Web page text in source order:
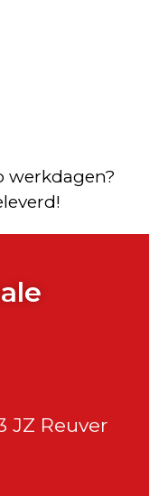
werkdagen?
JZ Reuver